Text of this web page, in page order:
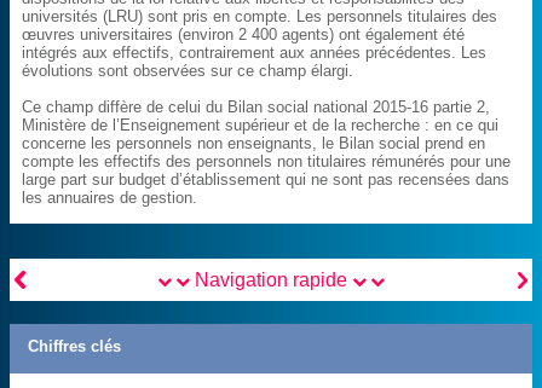
universités (LRU) sont pris en compte. Les personnels titulaires des
œuvres universitaires (environ 2 400 agents) ont également été
intégrés aux effectifs, contrairement aux années précédentes. Les
évolutions sont observées sur ce champ élargi.
Ce champ diffère de celui du Bilan social national 2015-16 partie 2,
Ministère de l’Enseignement supérieur et de la recherche : en ce qui
concerne les personnels non enseignants, le Bilan social prend en
compte les effectifs des personnels non titulaires rémunérés pour une
large part sur budget d’établissement qui ne sont pas recensées dans
les annuaires de gestion.
 
Navigation rapide
Chiffres clés